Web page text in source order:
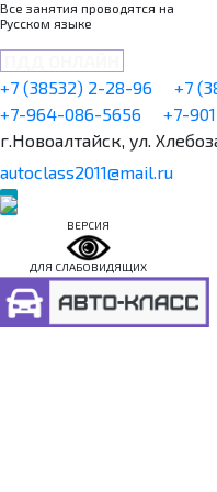
Все занятия проводятся на
Русском языке
+7 (38532) 2-28-96
+7
+7-964-086-5656
+7-
г.Новоалтайск, ул.
autoclass2011@mail.ru
ВЕРСИЯ
ДЛЯ СЛАБОВИДЯЩИХ